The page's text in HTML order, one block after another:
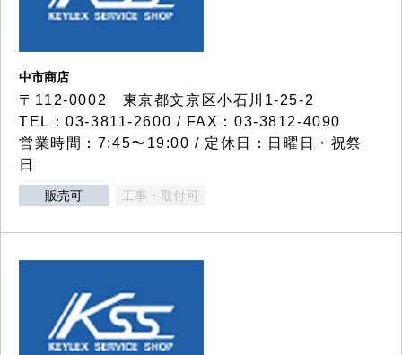
中市商店
〒112-0002 東京都文京区小石川1-25-2
TEL：03-3811-2600 / FAX：03-3812-4090
営業時間：7:45〜19:00 / 定休日：日曜日・祝祭
日
販売可 工事・取付可